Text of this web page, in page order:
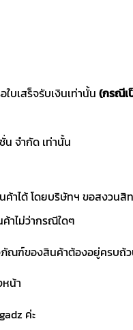
บเสร็จรับเงินเท่านั้น (กรณีเ
น จำกัด เท่านั้น
ได้ โดยบริษัทฯ ขอสงวนสิ
าไม่ว่ากรณีใดๆ
ภัณฑ์ของสินค้าต้องอยู่ครบ
น้า
ค่ะ